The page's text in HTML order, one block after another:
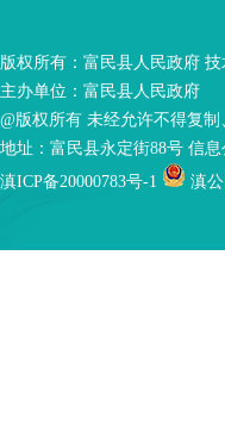
版权所有：富民县人民政府 技
主办单位：富民县人民政府
@版权所有 未经允许不得复制
地址：富民县永定街88号 信息
滇ICP备20000783号-1
滇